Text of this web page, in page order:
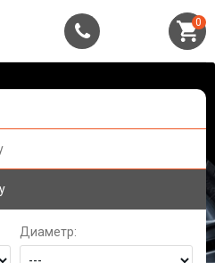
0
Диаметр: